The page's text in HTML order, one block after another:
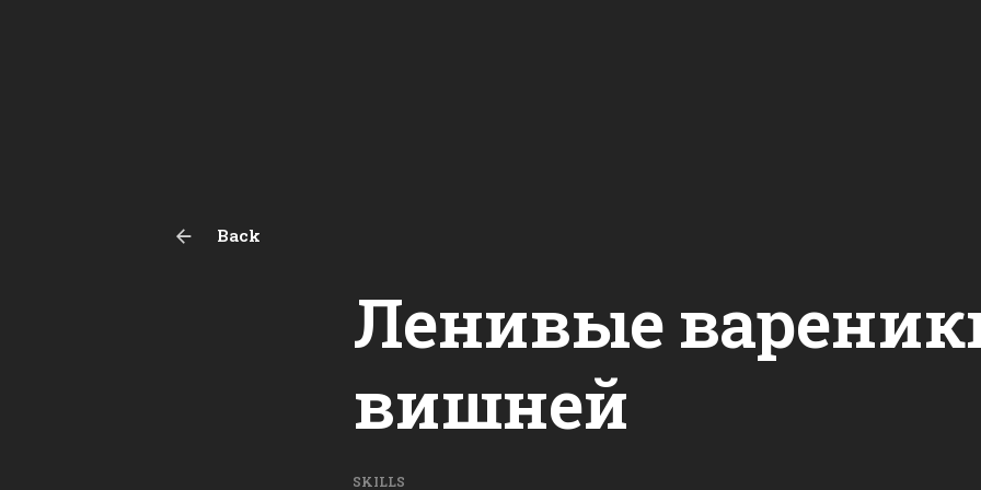
Back
Ленивые
вишней
SKILLS